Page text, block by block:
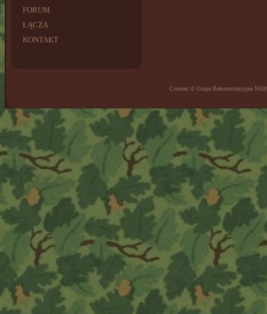
FORUM
ŁĄCZA
KONTAKT
Content © Grupa Rekonstrukcyjna